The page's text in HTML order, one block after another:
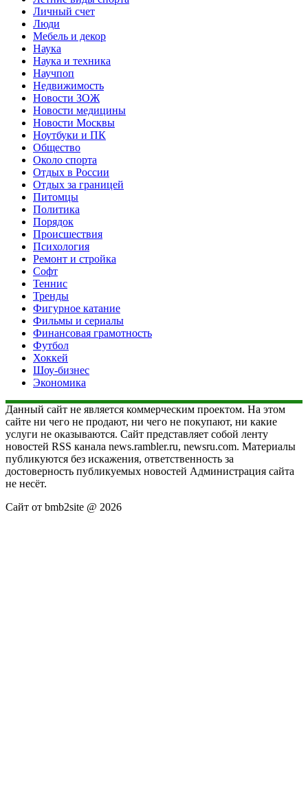
Личный счет
Люди
Мебель и декор
Наука
Наука и техника
Научпоп
Недвижимость
Новости ЗОЖ
Новости медицины
Новости Москвы
Ноутбуки и ПК
Общество
Около спорта
Отдых в России
Отдых за границей
Питомцы
Политика
Порядок
Происшествия
Психология
Ремонт и стройка
Софт
Теннис
Тренды
Фигурное катание
Фильмы и сериалы
Финансовая грамотность
Футбол
Хоккей
Шоу-бизнес
Экономика
Данный сайт не является коммерческим проектом. На этом
сайте ни чего не продают, ни чего не покупают, ни какие
услуги не оказываются. Сайт представляет собой ленту
новостей RSS канала news.rambler.ru, newsru.com. Материалы
публикуются без искажения, ответственность за
достоверность публикуемых новостей Администрация сайта
не несёт.
Сайт от bmb2site @ 2026